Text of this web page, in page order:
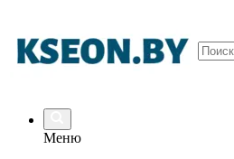
Меню